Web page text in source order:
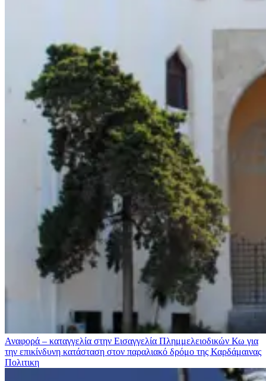
Αναφορά – καταγγελία στην Εισαγγελία Πλημμελειοδικών Κω για
την επικίνδυνη κατάσταση στον παραλιακό δρόμο της Καρδάμαινας
Πολιτικη